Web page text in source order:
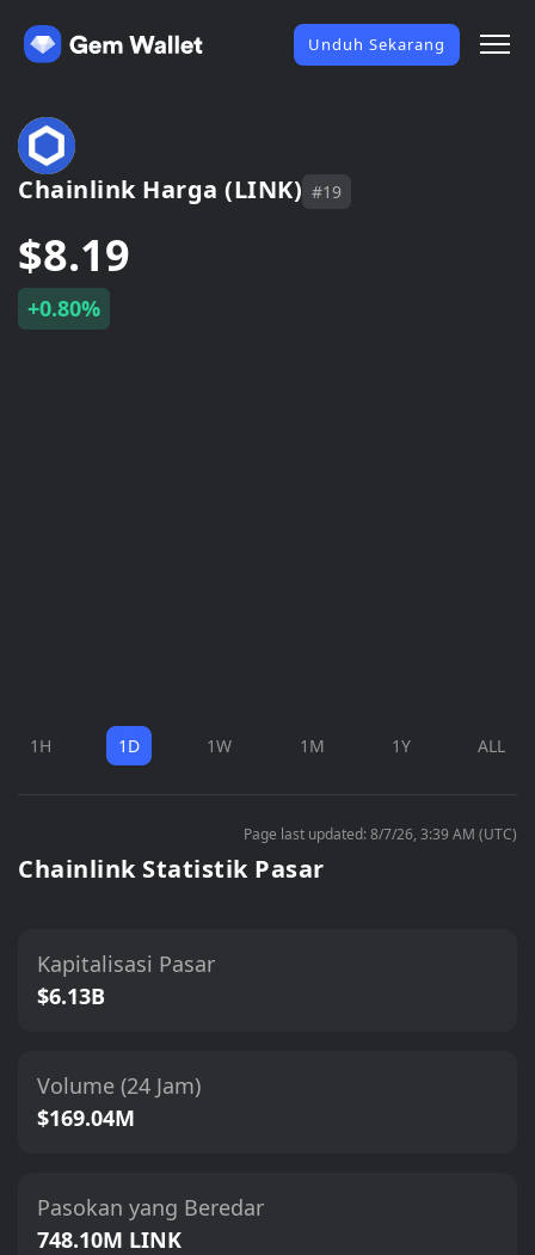
Unduh Sekarang
Chainlink Harga (LINK) #19
$8.19
+0.80%
1H 1D 1W 1M 1Y ALL
Page last updated: 8/7/26, 3:39 AM (UTC)
Chainlink Statistik Pasar
Kapitalisasi Pasar
$6.13B
Volume (24 Jam)
$169.04M
Pasokan yang Beredar
748.10M LINK